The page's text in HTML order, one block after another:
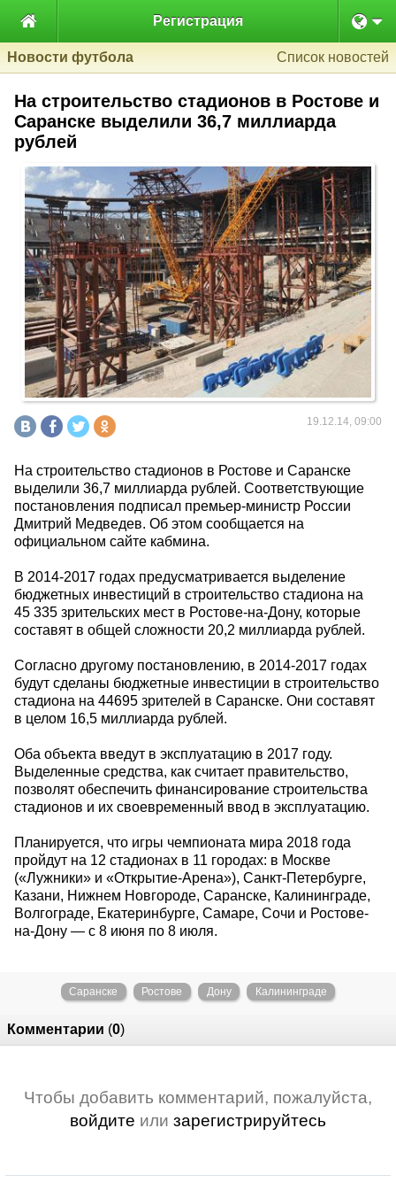
 Регистрация
Новости футбола Список новостей
На строительство стадионов в Ростове и
Саранске выделили 36,7 миллиарда
рублей
19.12.14, 09:00
На строительство стадионов в Ростове и Саранске
выделили 36,7 миллиарда рублей. Соответствующие
постановления подписал премьер-министр России
Дмитрий Медведев. Об этом сообщается на
официальном сайте кабмина.
В 2014-2017 годах предусматривается выделение
бюджетных инвестиций в строительство стадиона на
45 335 зрительских мест в Ростове-на-Дону, которые
составят в общей сложности 20,2 миллиарда рублей.
Согласно другому постановлению, в 2014-2017 годах
будут сделаны бюджетные инвестиции в строительство
стадиона на 44695 зрителей в Саранске. Они составят
в целом 16,5 миллиарда рублей.
Оба объекта введут в эксплуатацию в 2017 году.
Выделенные средства, как считает правительство,
позволят обеспечить финансирование строительства
стадионов и их своевременный ввод в эксплуатацию.
Планируется, что игры чемпионата мира 2018 года
пройдут на 12 стадионах в 11 городах: в Москве
(«Лужники» и «Открытие-Арена»), Санкт-Петербурге,
Казани, Нижнем Новгороде, Саранске, Калининграде,
Волгограде, Екатеринбурге, Самаре, Сочи и Ростове-
на-Дону — с 8 июня по 8 июля.
Саранске Ростове Дону Калининграде
Комментарии (0)
Чтобы добавить комментарий, пожалуйста,
войдите или зарегистрируйтесь